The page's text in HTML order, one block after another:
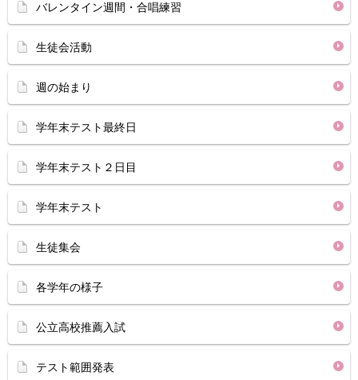
バレンタイン週間・合唱練習
生徒会活動
週の始まり
学年末テスト最終日
学年末テスト２日目
学年末テスト
生徒集会
各学年の様子
公立高校推薦入試
テスト範囲発表